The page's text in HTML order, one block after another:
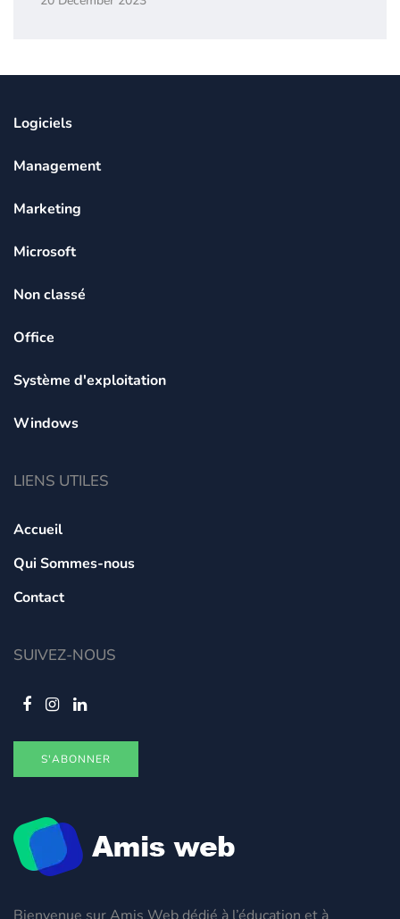
Bienvenue sur Amis Web dédié à l’éducation et à
Logiciels
Management
Marketing
Microsoft
Non classé
Office
Système d'exploitation
Windows
LIENS UTILES
Accueil
Qui Sommes-nous
Contact
SUIVEZ-NOUS
S'ABONNER